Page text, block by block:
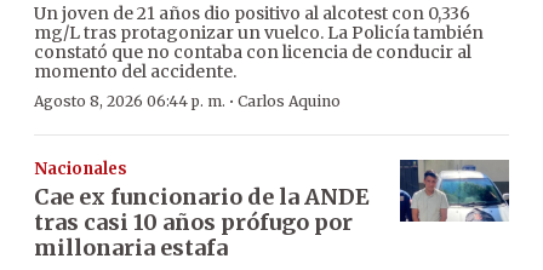
Un joven de 21 años dio positivo al alcotest con 0,336
mg/L tras protagonizar un vuelco. La Policía también
constató que no contaba con licencia de conducir al
momento del accidente.
Agosto 8, 2026 06:44 p. m. · Carlos Aquino
Nacionales
Cae ex funcionario de la ANDE
tras casi 10 años prófugo por
millonaria estafa